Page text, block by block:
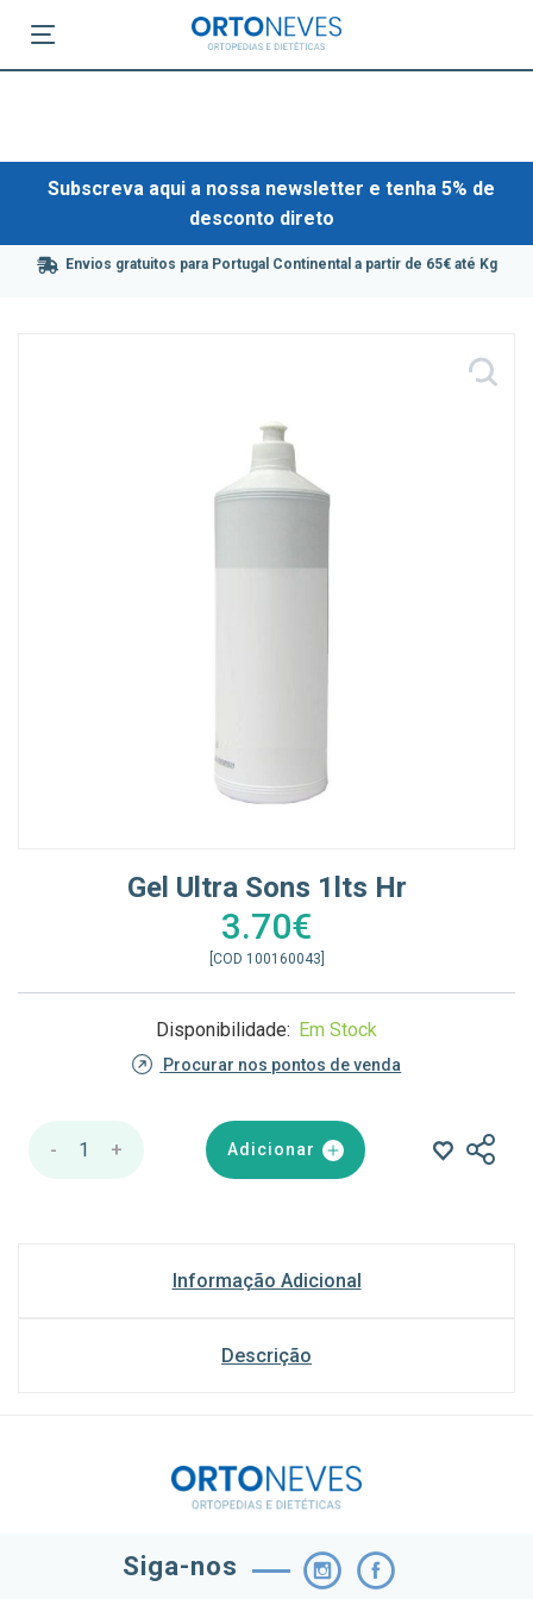
Subscreva aqui a nossa newsletter e tenha 5% de
desconto direto
Envios gratuitos para Portugal Continental a partir de 65€ até Kg
Gel Ultra Sons 1lts Hr
3.70€
[COD 100160043]
Disponibilidade: Em Stock
Procurar nos pontos de venda
- 1 + Adicionar
Informação Adicional
Descrição
Siga-nos